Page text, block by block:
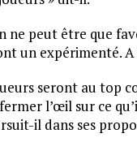
peut être que
un expérimenté.
seront au top
l’œil sur ce
il dans ses